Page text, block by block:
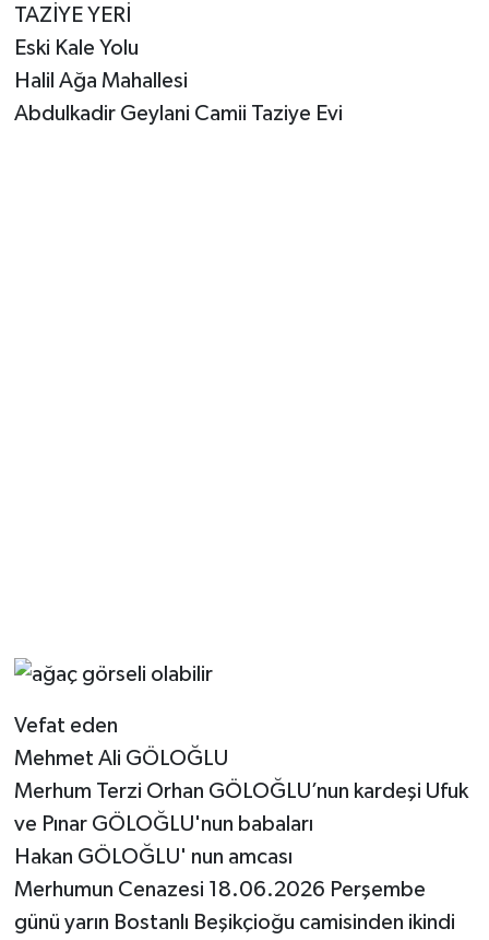
TAZİYE YERİ
Eski Kale Yolu
Halil Ağa Mahallesi
Abdulkadir Geylani Camii Taziye Evi
Vefat eden
Mehmet Ali GÖLOĞLU
Merhum Terzi Orhan GÖLOĞLU’nun kardeşi Ufuk
ve Pınar GÖLOĞLU'nun babaları
Hakan GÖLOĞLU' nun amcası
Merhumun Cenazesi 18.06.2026 Perşembe
günü yarın Bostanlı Beşikçioğu camisinden ikindi